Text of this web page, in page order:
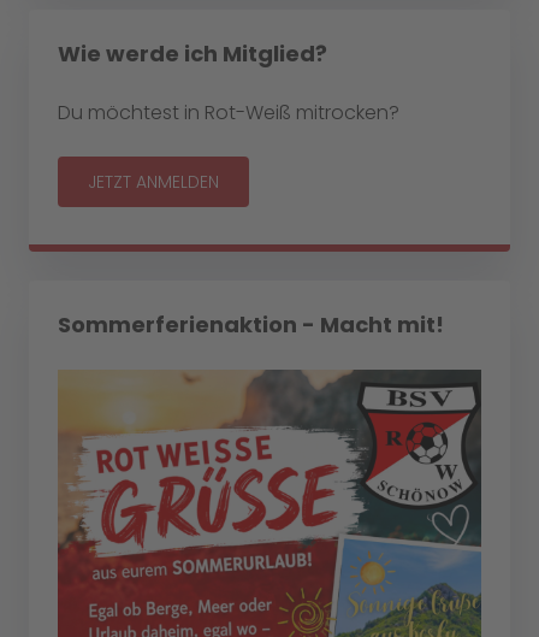
Wie werde ich Mitglied?
Du möchtest in Rot-Weiß mitrocken?
JETZT ANMELDEN
Sommerferienaktion - Macht mit!